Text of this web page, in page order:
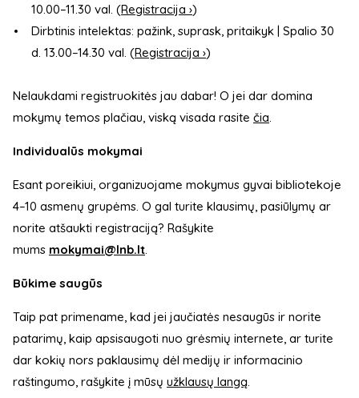
10.00–11.30 val. (Registracija ›)
Dirbtinis intelektas: pažink, suprask, pritaikyk | Spalio 30
d. 13.00–14.30 val. (Registracija ›)
Nelaukdami registruokitės jau dabar! O jei dar domina
mokymų temos plačiau, viską visada rasite čia.
Individualūs mokymai
Esant poreikiui, organizuojame mokymus gyvai bibliotekoje
4–10 asmenų grupėms. O gal turite klausimų, pasiūlymų ar
norite atšaukti registraciją? Rašykite
mums mokymai@lnb.lt.
Būkime saugūs
Taip pat primename, kad jei jaučiatės nesaugūs ir norite
patarimų, kaip apsisaugoti nuo grėsmių internete, ar turite
dar kokių nors paklausimų dėl medijų ir informacinio
raštingumo, rašykite į mūsų užklausų langą.